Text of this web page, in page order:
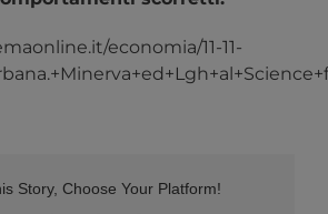
economia/11-11-
Story, Choose Your Platform!